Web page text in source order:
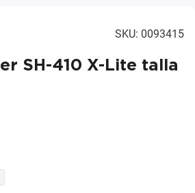
SKU: 0093415
SH-410 X-Lite talla